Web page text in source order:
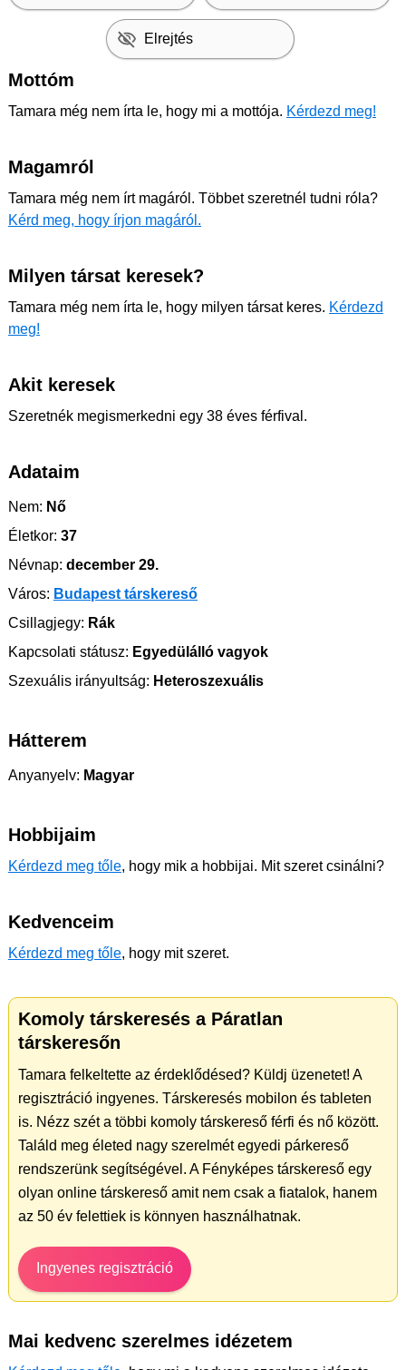
Elrejtés
Mottóm
Tamara még nem írta le, hogy mi a mottója. Kérdezd meg!
Magamról
Tamara még nem írt magáról. Többet szeretnél tudni róla?
Kérd meg, hogy írjon magáról.
Milyen társat keresek?
Tamara még nem írta le, hogy milyen társat keres. Kérdezd
meg!
Akit keresek
Szeretnék megismerkedni egy 38 éves férfival.
Adataim
Nem: Nő
Életkor: 37
Névnap: december 29.
Város: Budapest társkereső
Csillagjegy: Rák
Kapcsolati státusz: Egyedülálló vagyok
Szexuális irányultság: Heteroszexuális
Hátterem
Anyanyelv: Magyar
Hobbijaim
Kérdezd meg tőle, hogy mik a hobbijai. Mit szeret csinálni?
Kedvenceim
Kérdezd meg tőle, hogy mit szeret.
Komoly társkeresés a Páratlan
társkeresőn
Tamara felkeltette az érdeklődésed? Küldj üzenetet! A
regisztráció ingyenes. Társkeresés mobilon és tableten
is. Nézz szét a többi komoly társkereső férfi és nő között.
Találd meg életed nagy szerelmét egyedi párkereső
rendszerünk segítségével. A Fényképes társkereső egy
olyan online társkereső amit nem csak a fiatalok, hanem
az 50 év felettiek is könnyen használhatnak.
Ingyenes regisztráció
Mai kedvenc szerelmes idézetem